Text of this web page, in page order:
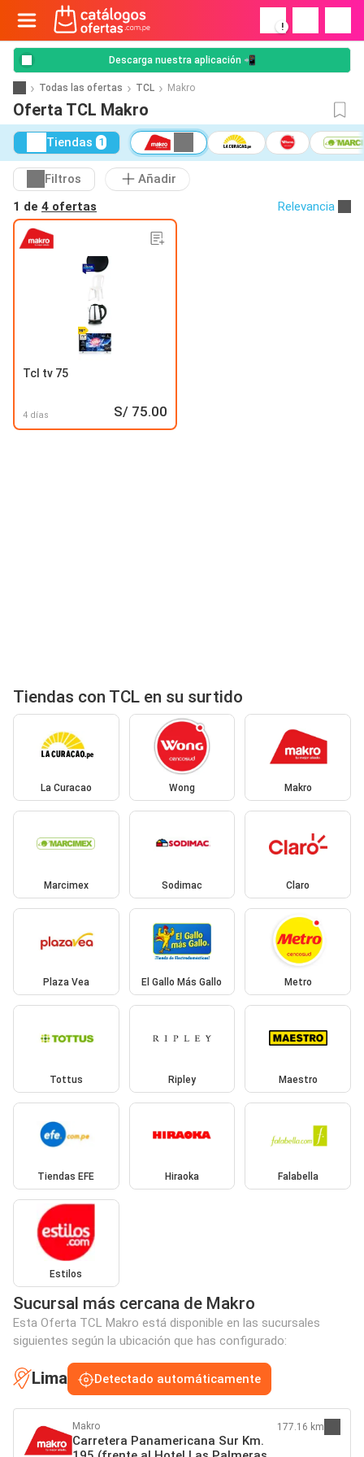
!
Descarga nuestra aplicación 📲
Todas las ofertas TCL Makro
Oferta TCL Makro
Tiendas 1
Filtros
Añadir
1 de 4 ofertas Relevancia
Tcl tv 75
4 días S/ 75.00
Tiendas con TCL en su surtido
La Curacao Wong Makro
Marcimex Sodimac Claro
Plaza Vea El Gallo Más Gallo Metro
Tottus Ripley Maestro
Tiendas EFE Hiraoka Falabella
Estilos
Sucursal más cercana de Makro
Esta Oferta TCL Makro está disponible en las sucursales
siguientes según la ubicación que has configurado:
Lima Detectado automáticamente
Makro
Carretera Panamericana Sur Km.
177.16 km